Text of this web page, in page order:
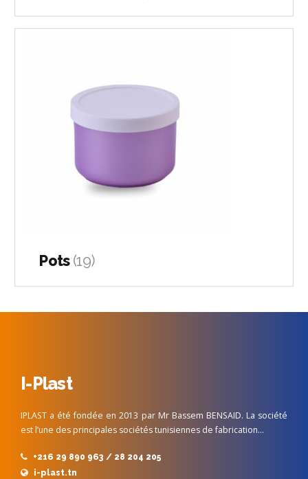
Pots(19)
I-Plast
IPLAST a été fondée en 2013 par Mr Bassem BENSAID. La société
est l’une des principales sociétés tunisiennes de fabrication…
+216 29 890 963 / 28 204 205
i-plast.tn